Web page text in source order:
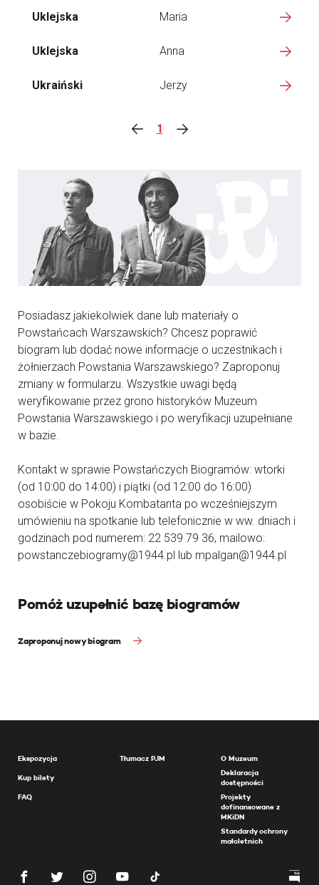
Uklejska Maria
Uklejska Anna
Ukraiński Jerzy
1
Posiadasz jakiekolwiek dane lub materiały o
Powstańcach Warszawskich? Chcesz poprawić
biogram lub dodać nowe informacje o uczestnikach i
żołnierzach Powstania Warszawskiego? Zaproponuj
zmiany w formularzu. Wszystkie uwagi będą
weryfikowanie przez grono historyków Muzeum
Powstania Warszawskiego i po weryfikacji uzupełniane
w bazie.
Kontakt w sprawie Powstańczych Biogramów: wtorki
(od 10:00 do 14:00) i piątki (od 12:00 do 16:00)
osobiście w Pokoju Kombatanta po wcześniejszym
umówieniu na spotkanie lub telefonicznie w ww. dniach i
godzinach pod numerem: 22 539 79 36, mailowo:
powstanczebiogramy@1944.pl lub mpalgan@1944.pl
Pomóż uzupełnić bazę biogramów
Zaproponuj nowy biogram
Ekspozycja
Kup bilety
FAQ
Tłumacz PJM
O Muzeum
Deklaracja
dostępności
Projekty
dofinansowane z
MKiDN
Standardy ochrony
małoletnich